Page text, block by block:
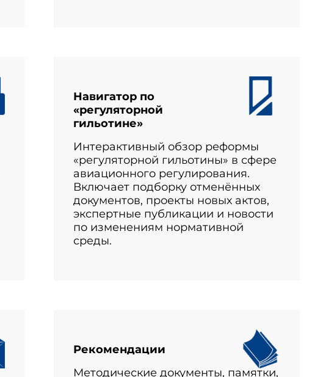
Навигатор по
«регуляторной
гильотине»
Интерактивный обзор реформы
«регуляторной гильотины» в сфере
авиационного регулирования.
Включает подборку отменённых
документов, проекты новых актов,
экспертные публикации и новости
по изменениям нормативной
среды.
Рекомендации
Методические документы, памятки,